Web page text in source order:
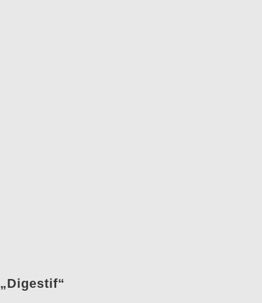
„Digestif“